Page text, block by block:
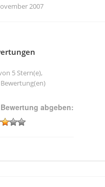
2007
5 Stern(e),
abgeben: